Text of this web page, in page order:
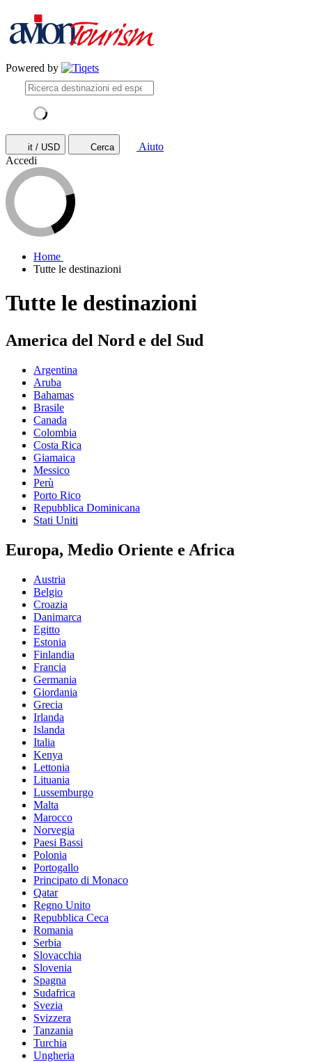
Powered by
it / USD Cerca
Aiuto
Accedi
Home
Tutte le destinazioni
Tutte le destinazioni
America del Nord e del Sud
Argentina
Aruba
Bahamas
Brasile
Canada
Colombia
Costa Rica
Giamaica
Messico
Perù
Porto Rico
Repubblica Dominicana
Stati Uniti
Europa, Medio Oriente e Africa
Austria
Belgio
Croazia
Danimarca
Egitto
Estonia
Finlandia
Francia
Germania
Giordania
Grecia
Irlanda
Islanda
Italia
Kenya
Lettonia
Lituania
Lussemburgo
Malta
Marocco
Norvegia
Paesi Bassi
Polonia
Portogallo
Principato di Monaco
Qatar
Regno Unito
Repubblica Ceca
Romania
Serbia
Slovacchia
Slovenia
Spagna
Sudafrica
Svezia
Svizzera
Tanzania
Turchia
Ungheria